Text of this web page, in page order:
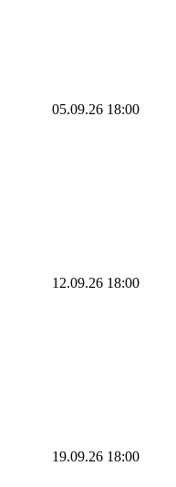
05.09.26 18:00
12.09.26 18:00
19.09.26 18:00